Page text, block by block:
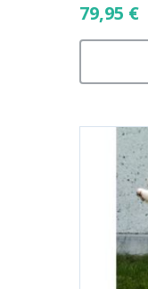
79,95 €